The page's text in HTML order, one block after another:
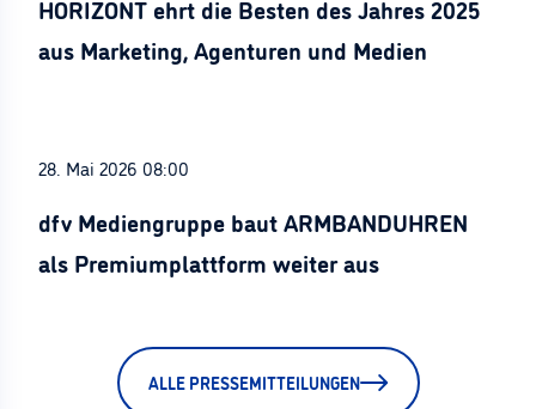
HORIZONT ehrt die Besten des Jahres 2025
aus Marketing, Agenturen und Medien
28. Mai 2026 08:00
dfv Mediengruppe baut ARMBANDUHREN
als Premiumplattform weiter aus
ALLE PRESSEMITTEILUNGEN